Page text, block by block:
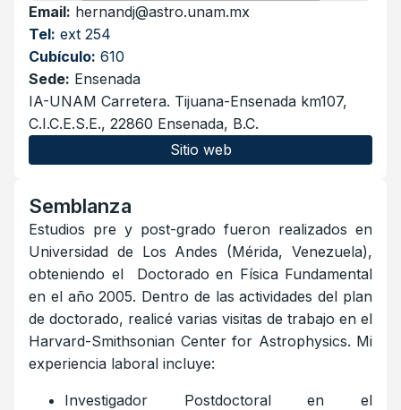
Email: hernandj@astro.unam.mx
Tel: ext 254
Cubículo: 610
Sede: Ensenada
IA-UNAM Carretera. Tijuana-Ensenada km107,
C.I.C.E.S.E., 22860 Ensenada, B.C.
Sitio web
Semblanza
Estudios pre y post-grado fueron realizados en
Universidad de Los Andes (Mérida, Venezuela),
obteniendo el Doctorado en Física Fundamental
en el año 2005. Dentro de las actividades del plan
de doctorado, realicé varias visitas de trabajo en el
Harvard-Smithsonian Center for Astrophysics. Mi
experiencia laboral incluye:
Investigador Postdoctoral en el